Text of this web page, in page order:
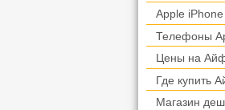
Apple iPhone
Телефоны
Цены на
Где купить
Магазин